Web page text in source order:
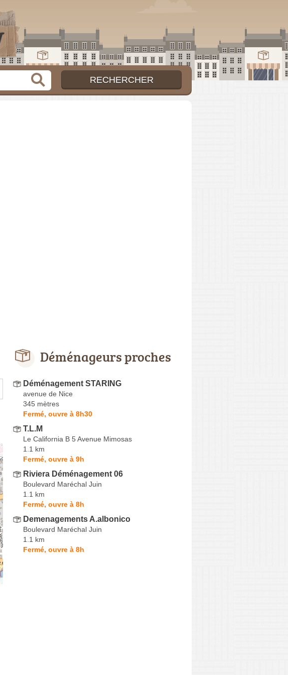
Déménageurs proches
Déménagement STARING
avenue de Nice
345 mètres
Fermé, ouvre à 8h30
T.L.M
Le California B 5 Avenue Mimosas
1.1 km
Fermé, ouvre à 9h
Riviera Déménagement 06
Boulevard Maréchal Juin
1.1 km
Fermé, ouvre à 8h
Demenagements A.albonico
Boulevard Maréchal Juin
1.1 km
Fermé, ouvre à 8h